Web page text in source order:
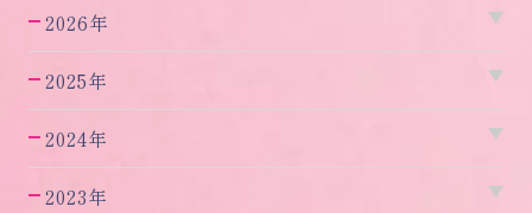
2026年
2025年
2024年
2023年